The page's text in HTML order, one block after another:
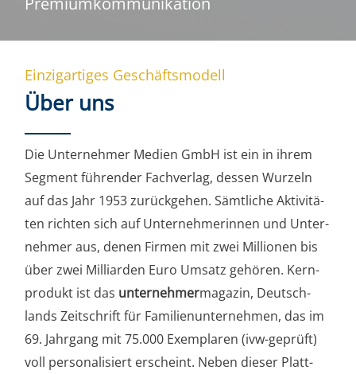
Ein­zig­ar­ti­ges Geschäftsmodell
Über uns
Die Unter­neh­mer Medi­en GmbH ist ein in ihrem
Seg­ment füh­ren­der Fach­ver­lag, des­sen Wur­zeln
auf das Jahr 1953 zurück­ge­hen. Sämt­li­che Akti­vi­tä­
ten rich­ten sich auf Unter­neh­me­rin­nen und Unter­
neh­mer aus, denen Fir­men mit zwei Mil­lio­nen bis
über zwei Mil­li­ar­den Euro Umsatz gehö­ren. Kern­
pro­dukt ist das unter­neh­mermaga­zin, Deutsch­
lands Zeit­schrift für Fami­li­en­un­ter­neh­men, das im
69. Jahr­gang mit 75.000 Exem­pla­ren (ivw-geprüft)
voll per­so­na­li­siert erscheint. Neben die­ser Platt­